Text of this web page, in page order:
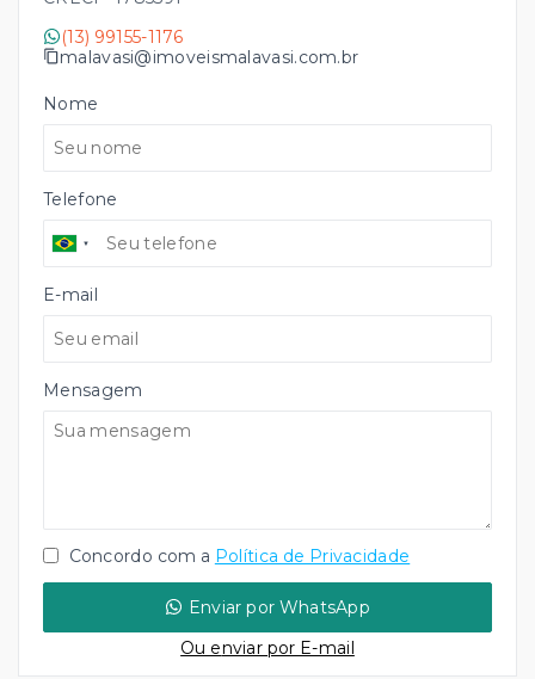
(13) 99155-1176
malavasi@imoveismalavasi.com.br
Nome
Telefone
E-mail
Mensagem
Concordo com a Política de Privacidade
Enviar por WhatsApp
Ou enviar por E-mail